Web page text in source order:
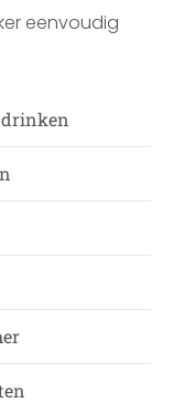
eenvoudig
drinken